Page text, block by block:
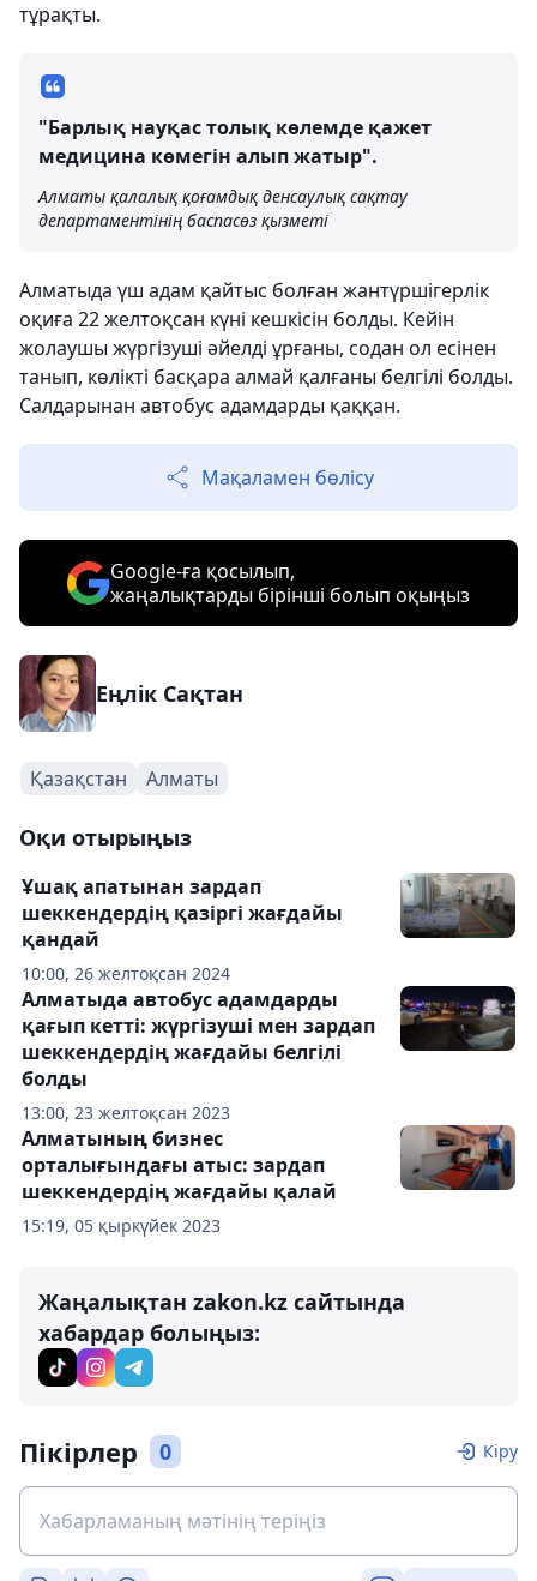
тұрақты.
"Барлық науқас толық көлемде қажет
медицина көмегін алып жатыр".
Алматы қалалық қоғамдық денсаулық сақтау
департаментінің баспасөз қызметі
Алматыда үш адам қайтыс болған жантүршігерлік
оқиға 22 желтоқсан күні кешкісін болды. Кейін
жолаушы жүргізуші әйелді ұрғаны, содан ол есінен
танып, көлікті басқара алмай қалғаны белгілі болды.
Салдарынан автобус адамдарды қаққан.
Мақаламен бөлісу
Google-ға қосылып,
жаңалықтарды бірінші болып оқыңыз
Еңлік Сақтан
Қазақстан Алматы
Оқи отырыңыз
10:00, 26 желтоқсан 2024
Ұшақ апатынан зардап
шеккендердің қазіргі жағдайы
қандай
13:00, 23 желтоқсан 2023
Алматыда автобус адамдарды
қағып кетті: жүргізуші мен зардап
шеккендердің жағдайы белгілі
болды
15:19, 05 қыркүйек 2023
Алматының бизнес
орталығындағы атыс: зардап
шеккендердің жағдайы қалай
Жаңалықтан zakon.kz сайтында
хабардар болыңыз:
Пікірлер 0 Кіру